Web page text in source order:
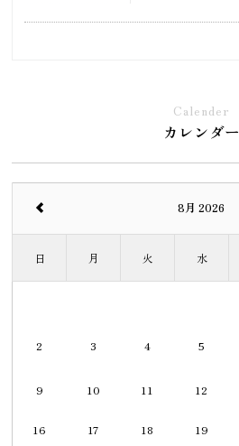
Calender
カレンダー
8月 2026
日 月 火 水
2 3 4 5
9 10 11 12
16 17 18 19